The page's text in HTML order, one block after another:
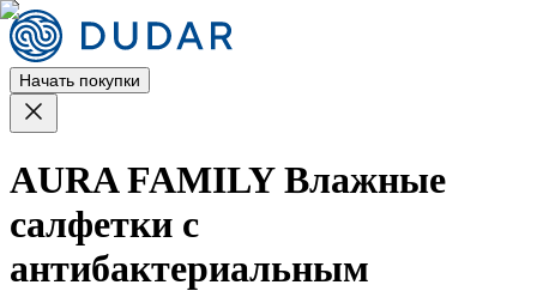
Начать покупки
AURA FAMILY Влажные
салфетки с
антибактериальным